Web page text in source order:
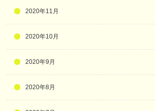
2020年11月
2020年10月
2020年9月
2020年8月